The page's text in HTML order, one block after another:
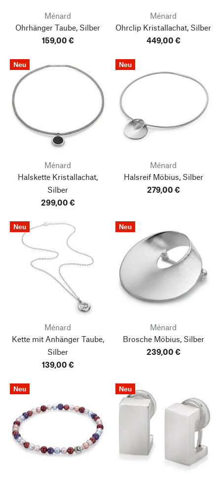
Ménard
Ohrhänger Taube, Silber
159,00 €
Ménard
Ohrclip Kristallachat, Silber
449,00 €
Neu
Ménard
Halskette Kristallachat,
Silber
299,00 €
Neu
Ménard
Halsreif Möbius, Silber
279,00 €
Neu
Ménard
Kette mit Anhänger Taube,
Silber
139,00 €
Neu
Ménard
Brosche Möbius, Silber
239,00 €
Neu Neu